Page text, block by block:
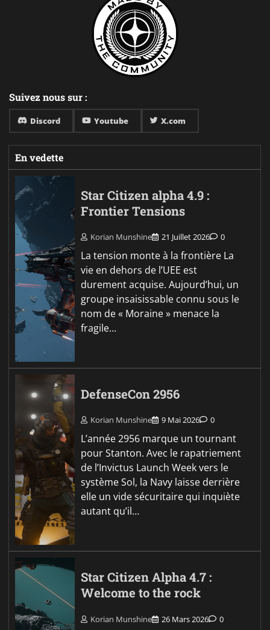
Suivez nous sur :
Discord Youtube X.com
En vedette
Star Citizen alpha 4.9 :
Frontier Tensions
Korian Munshine 21 Juillet 2026 0
La tension monte à la frontière La
vie en dehors de l’UEE est
durement acquise. Aujourd’hui, un
groupe insaisissable connu sous le
nom de « Moraine » menace la
fragile…
DefenseCon 2956
Korian Munshine 9 Mai 2026 0
L’année 2956 marque un tournant
pour Stanton. Avec le rapatriement
de l’Invictus Launch Week vers le
système Sol, la Navy laisse derrière
elle un vide sécuritaire qui inquiète
autant qu’il…
Star Citizen Alpha 4.7 :
Welcome to the rock
Korian Munshine 26 Mars 2026 0